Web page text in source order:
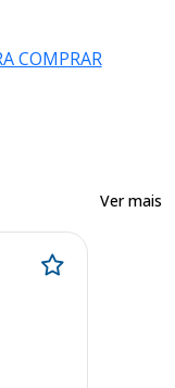
COMPRAR
Ver mais